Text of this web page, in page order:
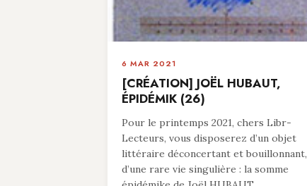
6 MAR 2021
[CRÉATION] JOËL HUBAUT,
ÉPIDÉMIK (26)
Pour le printemps 2021, chers Libr-
Lecteurs, vous disposerez d’un objet
littéraire déconcertant et bouillonnant,
d’une rare vie singulière : la somme